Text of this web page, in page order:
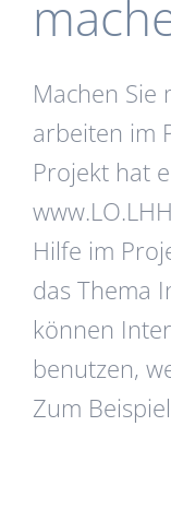
Machen Sie
arbeiten im
Projekt hat
Hilfe im
das Thema
können
benutzen,
Zum